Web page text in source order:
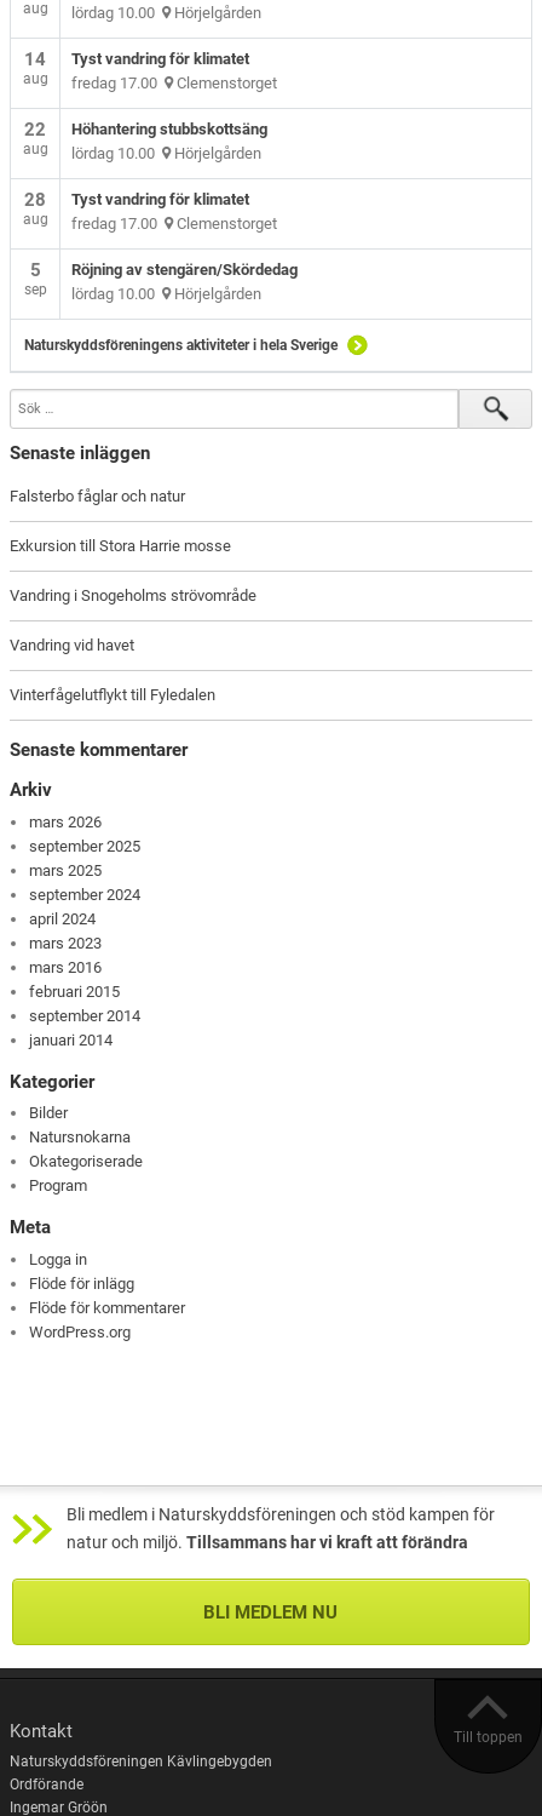
aug
lördag 10.00 Hörjelgården
14
aug
Tyst vandring för klimatet
fredag 17.00 Clemenstorget
22
aug
Höhantering stubbskottsäng
lördag 10.00 Hörjelgården
28
aug
Tyst vandring för klimatet
fredag 17.00 Clemenstorget
5
sep
Röjning av stengären/Skördedag
lördag 10.00 Hörjelgården
Naturskyddsföreningens aktiviteter i hela Sverige
Senaste inläggen
Falsterbo fåglar och natur
Exkursion till Stora Harrie mosse
Vandring i Snogeholms strövområde
Vandring vid havet
Vinterfågelutflykt till Fyledalen
Senaste kommentarer
Arkiv
mars 2026
september 2025
mars 2025
september 2024
april 2024
mars 2023
mars 2016
februari 2015
september 2014
januari 2014
Kategorier
Bilder
Natursnokarna
Okategoriserade
Program
Meta
Logga in
Flöde för inlägg
Flöde för kommentarer
WordPress.org
Bli medlem i Naturskyddsföreningen och stöd kampen för
natur och miljö. Tillsammans har vi kraft att förändra
BLI MEDLEM NU
Till toppen
Kontakt
Naturskyddsföreningen Kävlingebygden
Ordförande
Ingemar Gröön